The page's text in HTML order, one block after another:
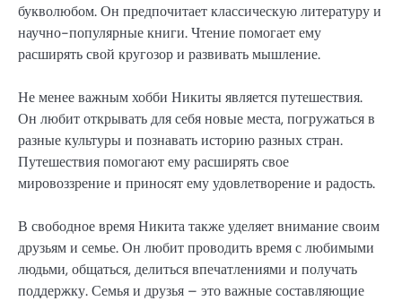
букволюбом. Он предпочитает классическую литературу и
научно-популярные книги. Чтение помогает ему
расширять свой кругозор и развивать мышление.
Не менее важным хобби Никиты является путешествия.
Он любит открывать для себя новые места, погружаться в
разные культуры и познавать историю разных стран.
Путешествия помогают ему расширять свое
мировоззрение и приносят ему удовлетворение и радость.
В свободное время Никита также уделяет внимание своим
друзьям и семье. Он любит проводить время с любимыми
людьми, общаться, делиться впечатлениями и получать
поддержку. Семья и друзья – это важные составляющие